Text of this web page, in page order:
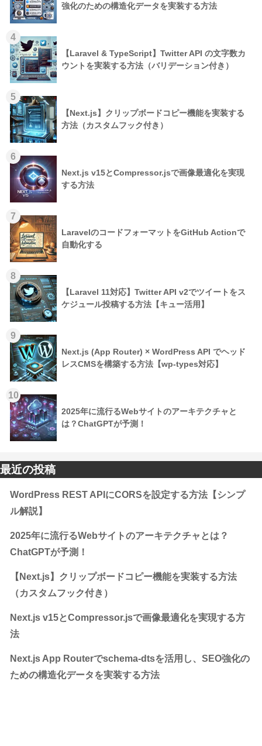
強化のための構造化データを実装する方法
4
【Laravel & TypeScript】Twitter API の文字数カ
ウントを実装する方法（バリデーション付き）
5
【Next.js】クリップボードコピー機能を実装する
方法（カスタムフック付き）
6
Next.js v15とCompressor.jsで画像最適化を実現
する方法
7
LaravelのコードフォーマットをGitHub Actionで
自動化する
8
【Laravel 11対応】Twitter API v2でツイートをス
ケジュール投稿する方法【キュー活用】
9
Next.js (App Router) × WordPress API でヘッド
レスCMSを構築する方法【wp-types対応】
10
2025年に流行るWebサイトのアーキテクチャと
は？ChatGPTが予測！
最近の投稿
WordPress REST APIにCORSを設定する方法【シンプ
ル解説】
2025年に流行るWebサイトのアーキテクチャとは？
ChatGPTが予測！
【Next.js】クリップボードコピー機能を実装する方法
（カスタムフック付き）
Next.js v15とCompressor.jsで画像最適化を実現する方
法
Next.js App Routerでschema-dtsを活用し、SEO強化の
ための構造化データを実装する方法